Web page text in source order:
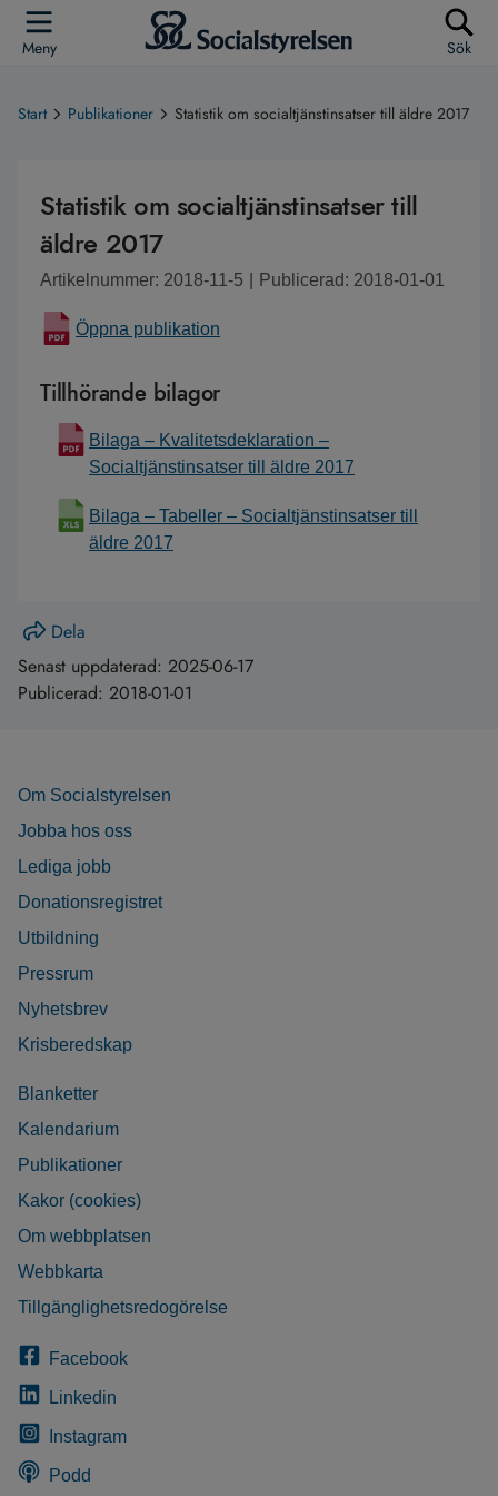
Meny Sök
Start Publikationer Statistik om socialtjänstinsatser till äldre 2017
Statistik om socialtjänstinsatser till
äldre 2017
Artikelnummer: 2018-11-5 Publicerad: 2018-01-01
Öppna publikation
Tillhörande bilagor
Bilaga – Kvalitetsdeklaration –
Socialtjänstinsatser till äldre 2017
Bilaga – Tabeller – Socialtjänstinsatser till
äldre 2017
Dela
Senast uppdaterad: 2025-06-17
Publicerad: 2018-01-01
Om Socialstyrelsen
Jobba hos oss
Lediga jobb
Donationsregistret
Utbildning
Pressrum
Nyhetsbrev
Krisberedskap
Blanketter
Kalendarium
Publikationer
Kakor (cookies)
Om webbplatsen
Webbkarta
Tillgänglighetsredogörelse
Facebook
Linkedin
Instagram
Podd